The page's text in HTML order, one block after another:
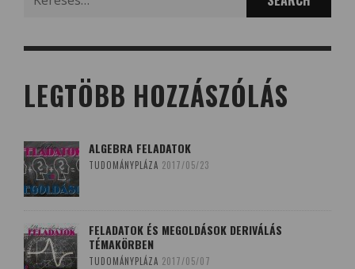
LEGTÖBB HOZZÁSZÓLÁS
ALGEBRA FELADATOK
TUDOMÁNYPLÁZA 2017/05/23
FELADATOK ÉS MEGOLDÁSOK DERIVÁLÁS
TÉMAKÖRBEN
TUDOMÁNYPLÁZA 2017/05/07